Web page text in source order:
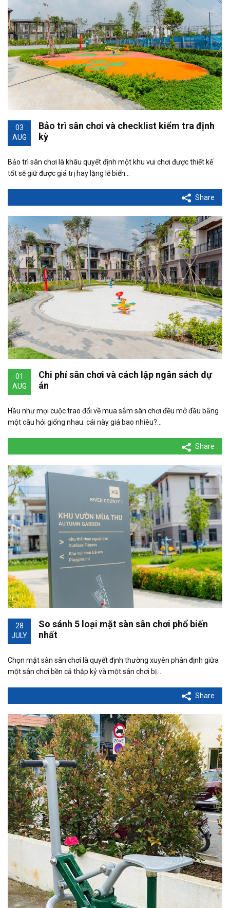
03
AUG
Bảo trì sân chơi và checklist kiểm tra định
kỳ
Bảo trì sân chơi là khâu quyết định một khu vui chơi được thiết kế
tốt sẽ giữ được giá trị hay lặng lẽ biến…
Share
01
AUG
Chi phí sân chơi và cách lập ngân sách dự
án
Hầu như mọi cuộc trao đổi về mua sắm sân chơi đều mở đầu bằng
một câu hỏi giống nhau: cái này giá bao nhiêu?…
Share
28
JULY
So sánh 5 loại mặt sàn sân chơi phổ biến
nhất
Chọn mặt sàn sân chơi là quyết định thường xuyên phân định giữa
một sân chơi bền cả thập kỷ và một sân chơi bị…
Share